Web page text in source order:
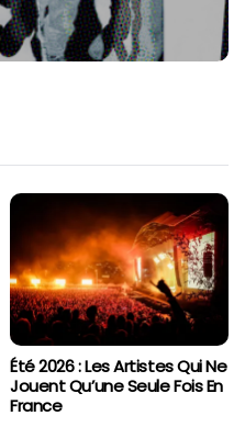
Été 2026 : Les Artistes Qui Ne
Jouent Qu’une Seule Fois En
France